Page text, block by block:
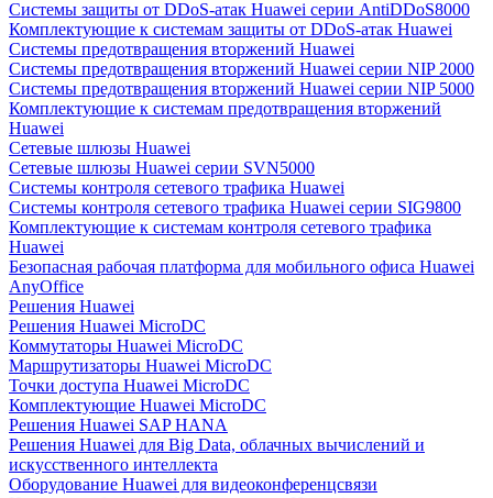
Системы защиты от DDoS-атак Huawei серии AntiDDoS8000
Комплектующие к системам защиты от DDoS-атак Huawei
Системы предотвращения вторжений Huawei
Системы предотвращения вторжений Huawei серии NIP 2000
Системы предотвращения вторжений Huawei серии NIP 5000
Комплектующие к системам предотвращения вторжений
Huawei
Сетевые шлюзы Huawei
Сетевые шлюзы Huawei серии SVN5000
Системы контроля сетевого трафика Huawei
Системы контроля сетевого трафика Huawei серии SIG9800
Комплектующие к системам контроля сетевого трафика
Huawei
Безопасная рабочая платформа для мобильного офиса Huawei
AnyOffice
Решения Huawei
Решения Huawei MicroDC
Коммутаторы Huawei MicroDC
Маршрутизаторы Huawei MicroDC
Точки доступа Huawei MicroDC
Комплектующие Huawei MicroDC
Решения Huawei SAP HANA
Решения Huawei для Big Data, облачных вычислений и
искусственного интеллекта
Оборудование Huawei для видеоконференцсвязи